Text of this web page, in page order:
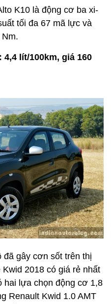
K10 là động cơ ba xi-
tối đa 67 mã lực và
4,4 lít/100km, giá 160
đã gây cơn sốt trên thị
2018 có giá rẻ nhất
hai lựa chọn động cơ 1,8
Renault Kwid 1.0 AMT